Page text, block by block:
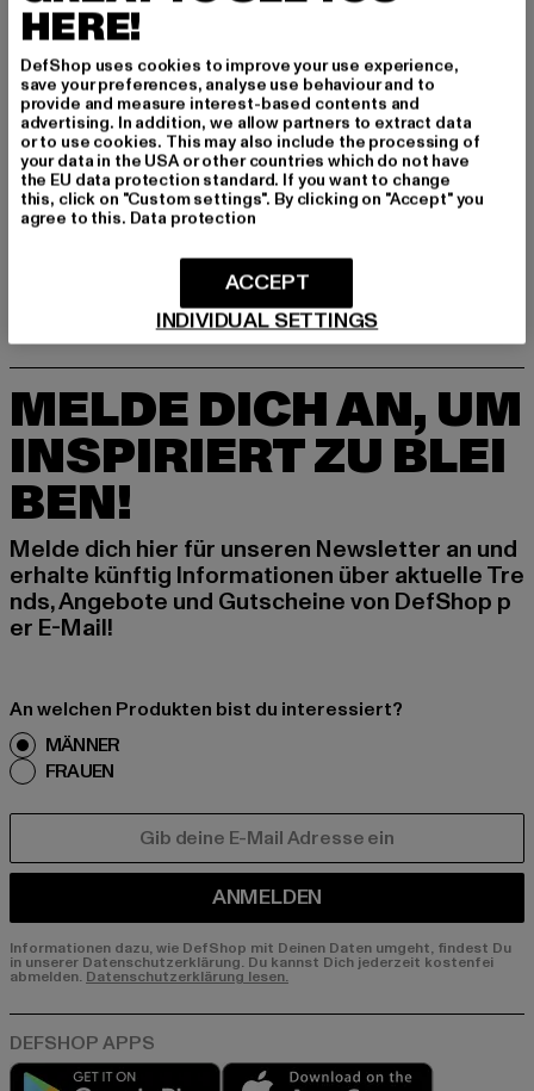
PUMA
Suede Mayu Slip-On Teddy Womens
TIMBERLAND
MELDE DICH AN, UM
INSPIRIERT ZU BLEI
BEN!
Melde dich hier für unseren Newsletter an und
erhalte künftig Informationen über aktuelle Tre
nds, Angebote und Gutscheine von DefShop p
er E-Mail!
An welchen Produkten bist du interessiert?
MÄNNER
FRAUEN
ANMELDEN
Informationen dazu, wie DefShop mit Deinen Daten umgeht, findest Du
in unserer Datenschutzerklärung. Du kannst Dich jederzeit kostenfei
abmelden. Datenschutzerklärung lesen.
Play market
HERE!
DefShop uses cookies to improve your use experience,
save your preferences, analyse use behaviour and to
provide and measure interest-based contents and
advertising. In addition, we allow partners to extract data
or to use cookies. This may also include the processing of
your data in the USA or other countries which do not have
the EU data protection standard. If you want to change
this, click on "Custom settings". By clicking on "Accept" you
agree to this. Data protection
INDIVIDUAL SETTINGS
ACCEPT